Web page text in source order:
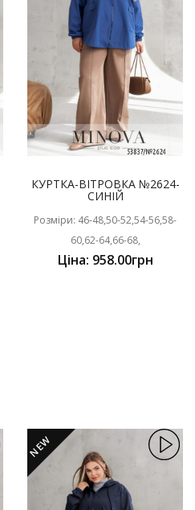
КУРТКА-ВІТРОВКА №2624-
СИНІЙ
Розміри: 46-48,50-52,54-56,58-
60,62-64,66-68,
Ціна: 958.00грн
NEW